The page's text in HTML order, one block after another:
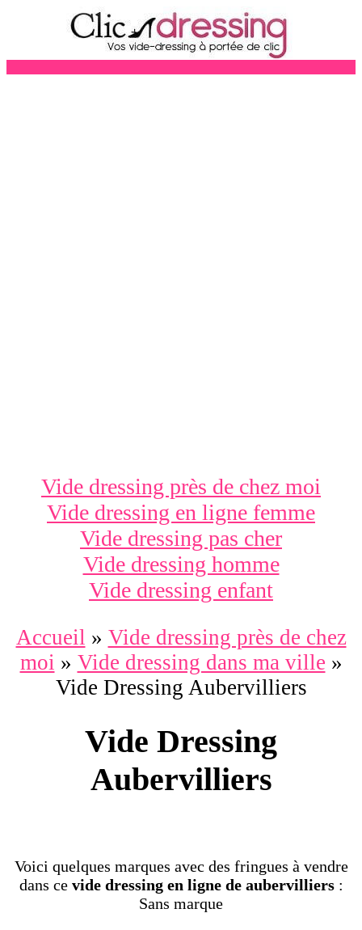
Vide dressing près de chez moi
Vide dressing en ligne femme
Vide dressing pas cher
Vide dressing homme
Vide dressing enfant
Accueil » Vide dressing près de chez
moi » Vide dressing dans ma ville »
Vide Dressing Aubervilliers
Vide Dressing
Aubervilliers
Voici quelques marques avec des fringues à vendre
dans ce vide dressing en ligne de aubervilliers:
Sans marque